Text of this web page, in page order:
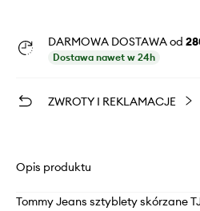
DARMOWA DOSTAWA od
Dostawa nawet w 24h
ZWROTY I REKLAMACJE
Opis produktu
Tommy Jeans sztyblety skórzane